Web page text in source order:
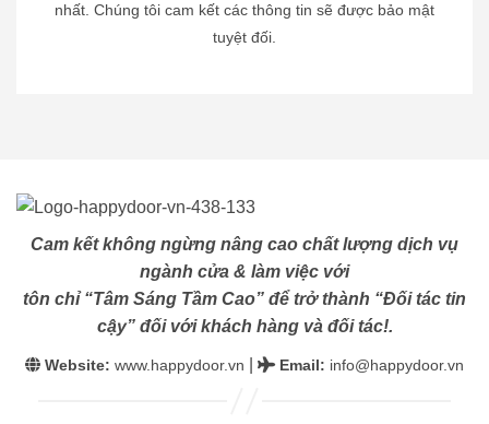
nhất. Chúng tôi cam kết các thông tin sẽ được bảo mật
tuyệt đối.
Cam kết không ngừng nâng cao chất lượng dịch vụ
ngành cửa & làm việc với
tôn chỉ “Tâm Sáng Tầm Cao” để trở thành “Đối tác tin
cậy” đối với khách hàng và đối tác!.
Website: www.happydoor.vn Email: info@happydoor.vn